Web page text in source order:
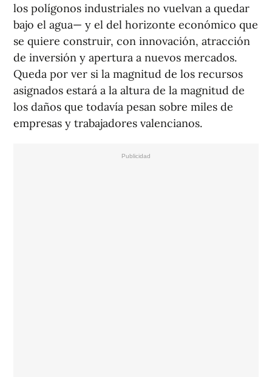
los polígonos industriales no vuelvan a quedar
bajo el agua— y el del horizonte económico que
se quiere construir, con innovación, atracción
de inversión y apertura a nuevos mercados.
Queda por ver si la magnitud de los recursos
asignados estará a la altura de la magnitud de
los daños que todavía pesan sobre miles de
empresas y trabajadores valencianos.